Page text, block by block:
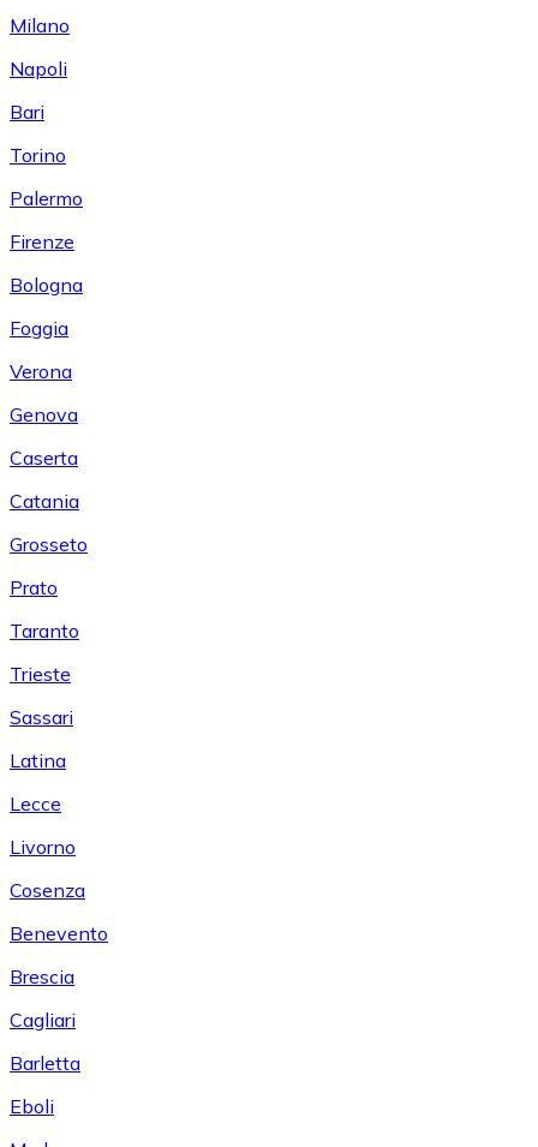
Milano
Napoli
Bari
Torino
Palermo
Firenze
Bologna
Foggia
Verona
Genova
Caserta
Catania
Grosseto
Prato
Taranto
Trieste
Sassari
Latina
Lecce
Livorno
Cosenza
Benevento
Brescia
Cagliari
Barletta
Eboli